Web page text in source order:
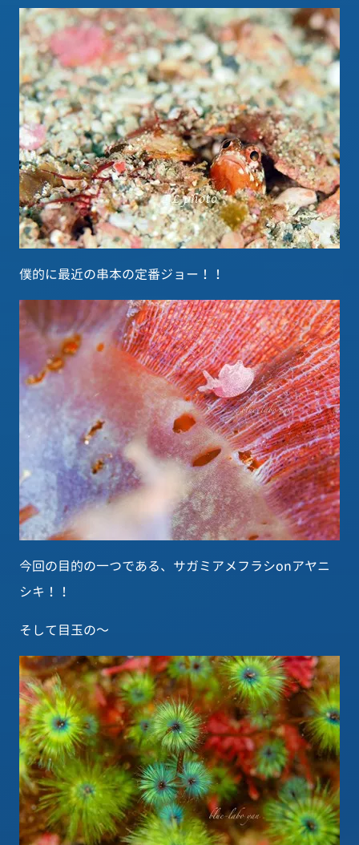
僕的に最近の串本の定番ジョー！！
今回の目的の一つである、サガミアメフラシonアヤニ
シキ！！
そして目玉の～